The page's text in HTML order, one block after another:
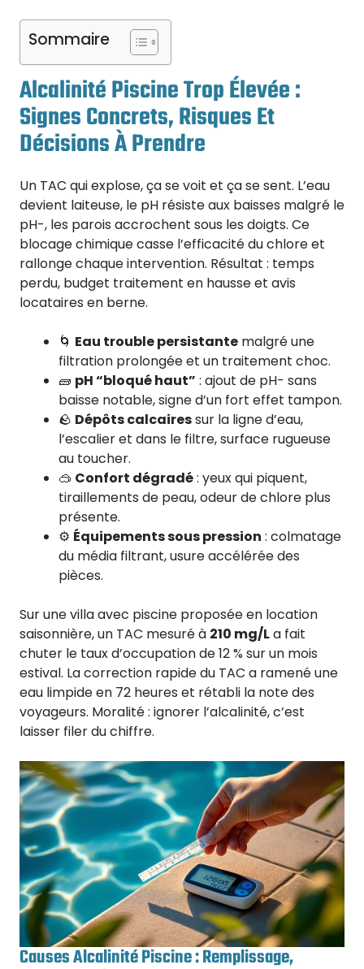
Sommaire
Alcalinité Piscine Trop Élevée :
Signes Concrets, Risques Et
Décisions À Prendre
Un TAC qui explose, ça se voit et ça se sent. L’eau
devient laiteuse, le pH résiste aux baisses malgré le
pH-, les parois accrochent sous les doigts. Ce
blocage chimique casse l’efficacité du chlore et
rallonge chaque intervention. Résultat : temps
perdu, budget traitement en hausse et avis
locataires en berne.
🌀 Eau trouble persistante malgré une
filtration prolongée et un traitement choc.
🧱 pH “bloqué haut” : ajout de pH- sans
baisse notable, signe d’un fort effet tampon.
🪨 Dépôts calcairessur la ligne d’eau,
l’escalier et dans le filtre, surface rugueuse
au toucher.
🥽 Confort dégradé: yeux qui piquent,
tiraillements de peau, odeur de chlore plus
présente.
⚙️ Équipements sous pression : colmatage
du média filtrant, usure accélérée des
pièces.
Sur une villa avec piscine proposée en location
saisonnière, un TAC mesuré à 210 mg/La fait
chuter le taux d’occupation de 12 % sur un mois
estival. La correction rapide du TAC a ramené une
eau limpide en 72 heures et rétabli la note des
voyageurs. Moralité : ignorer l’alcalinité, c’est
laisser filer du chiffre.
Causes Alcalinité Piscine : Remplissage,